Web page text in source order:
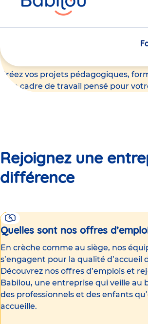
Nous rejoindre,
tout en
Créez vos projets pédagogiques,
d’un cadre de travail pensé pour
Rejoignez une
différence
Quelles sont nos offres
En crèche comme au siège, nos
s’engagent pour la qualité d’accueil
Découvrez nos offres d’emplois et
Babilou, une entreprise qui veille au
des professionnels et des enfants
accueille.